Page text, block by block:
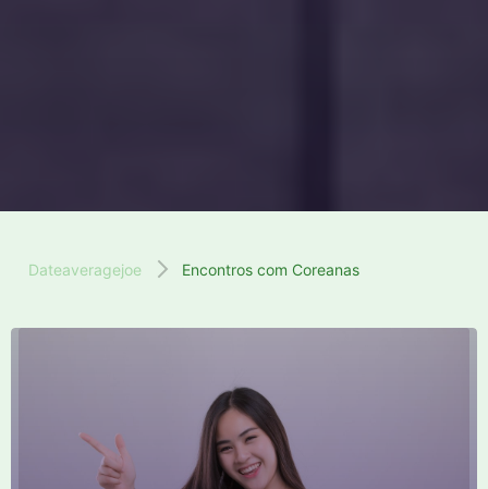
Dateaveragejoe Encontros com Coreanas